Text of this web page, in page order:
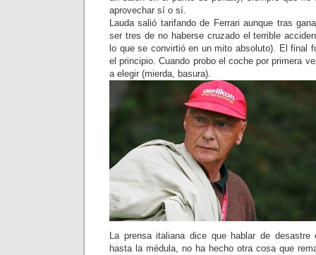
aprovechar sí o sí.
Lauda salió tarifando de Ferrari aunque tras
ser tres de no haberse cruzado el terrible
lo que se convirtió en un mito absoluto). El final
el principio. Cuando probo el coche por primera
a elegir (mierda, basura).
La prensa italiana dice que hablar de
hasta la médula, no ha hecho otra cosa que